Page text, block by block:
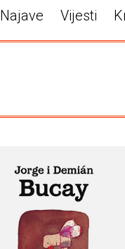
Najave Vijesti